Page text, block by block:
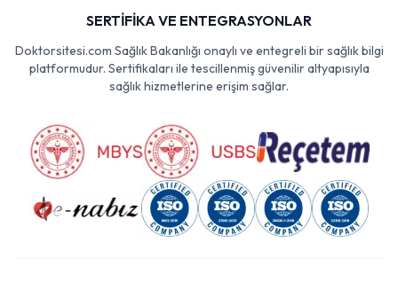
SERTİFİKA VE ENTEGRASYONLAR
Doktorsitesi.com Sağlık Bakanlığı onaylı ve entegreli bir sağlık bilgi
platformudur. Sertifikaları ile tescillenmiş güvenilir altyapısıyla
sağlık hizmetlerine erişim sağlar.